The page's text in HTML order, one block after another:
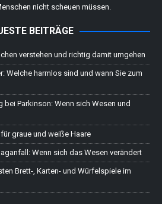
nicht scheuen müssen.
BEITRÄGE
verstehen und richtig damit umgehen
Welche harmlos sind und wann Sie zum
Parkinson: Wenn sich Wesen und
graue und weiße Haare
Wenn sich das Wesen verändert
Brett-, Karten- und Würfelspiele im